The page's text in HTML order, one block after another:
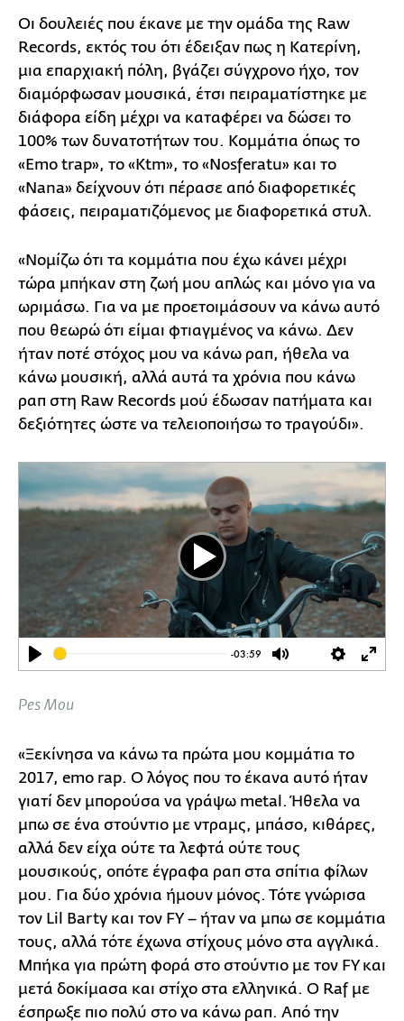
Οι δουλειές που έκανε με την ομάδα της Raw
Records, εκτός του ότι έδειξαν πως η Κατερίνη,
μια επαρχιακή πόλη, βγάζει σύγχρονο ήχο, τον
διαμόρφωσαν μουσικά, έτσι πειραματίστηκε με
διάφορα είδη μέχρι να καταφέρει να δώσει το
100% των δυνατοτήτων του. Κομμάτια όπως το
«Emo trap», το «Ktm», το «Nosferatu» και το
«Nana» δείχνουν ότι πέρασε από διαφορετικές
φάσεις, πειραματιζόμενος με διαφορετικά στυλ.
«Νομίζω ότι τα κομμάτια που έχω κάνει μέχρι
τώρα μπήκαν στη ζωή μου απλώς και μόνο για να
ωριμάσω. Για να με προετοιμάσουν να κάνω αυτό
που θεωρώ ότι είμαι φτιαγμένος να κάνω. Δεν
ήταν ποτέ στόχος μου να κάνω ραπ, ήθελα να
κάνω μουσική, αλλά αυτά τα χρόνια που κάνω
ραπ στη Raw Records μού έδωσαν πατήματα και
δεξιότητες ώστε να τελειοποιήσω το τραγούδι».
Play
-03:59
Mute Settings
Play
Pes Mou
«Ξεκίνησα να κάνω τα πρώτα μου κομμάτια το
2017, emo rap. Ο λόγος που το έκανα αυτό ήταν
γιατί δεν μπορούσα να γράψω metal. Ήθελα να
μπω σε ένα στούντιο με ντραμς, μπάσο, κιθάρες,
αλλά δεν είχα ούτε τα λεφτά ούτε τους
μουσικούς, οπότε έγραφα ραπ στα σπίτια φίλων
μου. Για δύο χρόνια ήμουν μόνος. Τότε γνώρισα
τον Lil Barty και τον FY – ήταν να μπω σε κομμάτια
τους, αλλά τότε έχωνα στίχους μόνο στα αγγλικά.
Μπήκα για πρώτη φορά στο στούντιο με τον FY και
μετά δοκίμασα και στίχο στα ελληνικά. Ο Raf με
έσπρωξε πιο πολύ στο να κάνω ραπ. Από την